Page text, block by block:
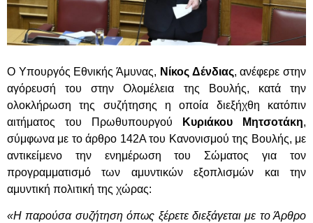
Ο Υπουργός Εθνικής Άμυνας, Νίκος Δένδιας, ανέφερε στην
αγόρευσή του στην Ολομέλεια της Βουλής, κατά την
ολοκλήρωση της συζήτησης η οποία διεξήχθη κατόπιν
αιτήματος του Πρωθυπουργού
Κυριάκου Μητσοτάκη,
σύμφωνα με το άρθρο 142Α του Κανονισμού της Βουλής, με
αντικείμενο την ενημέρωση του Σώματος για τον
προγραμματισμό των αμυντικών εξοπλισμών και την
αμυντική πολιτική της χώρας:
«Η παρούσα συζήτηση όπως ξέρετε διεξάγεται με το Άρθρο